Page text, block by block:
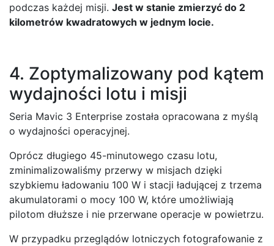
podczas każdej misji. Jest w stanie zmierzyć do 2
kilometrów kwadratowych w jednym locie.
4. Zoptymalizowany pod kątem
wydajności lotu i misji
Seria Mavic 3 Enterprise została opracowana z myślą
o wydajności operacyjnej.
Oprócz długiego 45-minutowego czasu lotu,
zminimalizowaliśmy przerwy w misjach dzięki
szybkiemu ładowaniu 100 W i stacji ładującej z trzema
akumulatorami o mocy 100 W, które umożliwiają
pilotom dłuższe i nie przerwane operacje w powietrzu.
W przypadku przeglądów lotniczych fotografowanie z